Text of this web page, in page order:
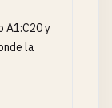
A1:C20 y
la